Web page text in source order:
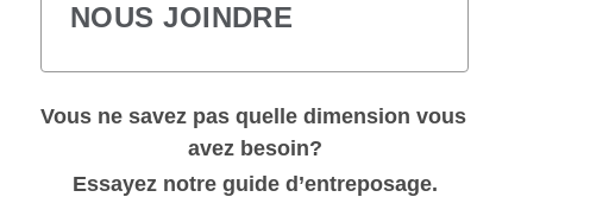
NOUS JOINDRE
Vous ne savez pas quelle dimension vous
avez besoin?
Essayez notre guide d’entreposage.